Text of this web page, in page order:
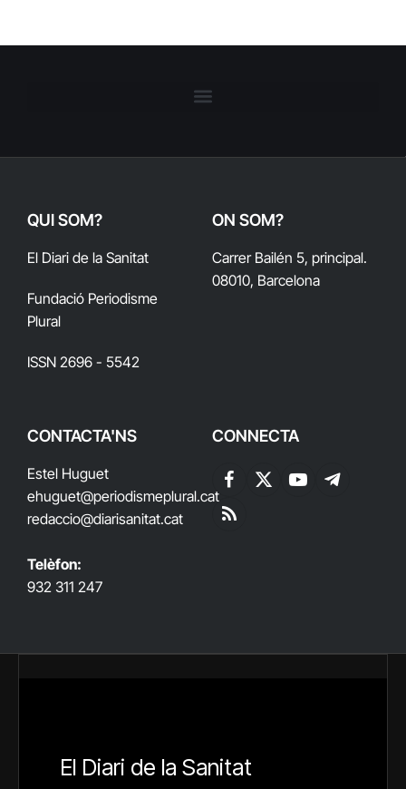
QUI SOM?
El Diari de la Sanitat
Fundació Periodisme
Plural
ISSN 2696 - 5542
ON SOM?
Carrer Bailén 5, principal.
08010, Barcelona
CONTACTA'NS
Estel Huguet
ehuguet@periodismeplural.cat
redaccio@diarisanitat.cat
Telèfon:
932 311 247
CONNECTA
Facebook
X
YouTubeTelegram
RSS